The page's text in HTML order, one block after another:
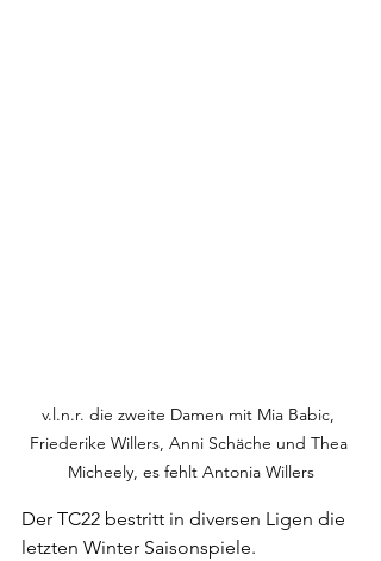
v.l.n.r. die zweite Damen mit Mia Babic,
Friederike Willers, Anni Schäche und Thea
Micheely, es fehlt Antonia Willers
Der TC22 bestritt in diversen Ligen die
letzten Winter Saisonspiele.